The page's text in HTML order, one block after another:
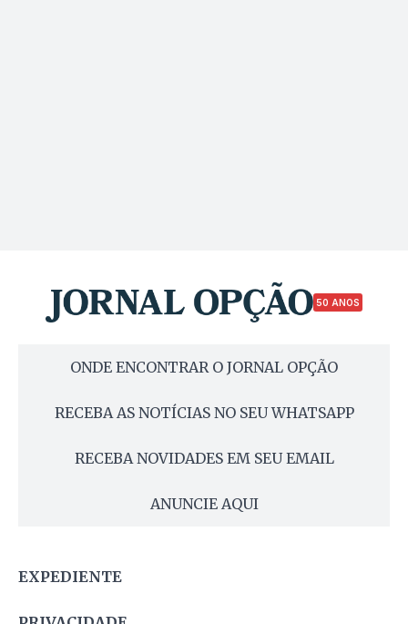
50 ANOS
ONDE ENCONTRAR O JORNAL OPÇÃO
RECEBA AS NOTÍCIAS NO SEU WHATSAPP
RECEBA NOVIDADES EM SEU EMAIL
ANUNCIE AQUI
EXPEDIENTE